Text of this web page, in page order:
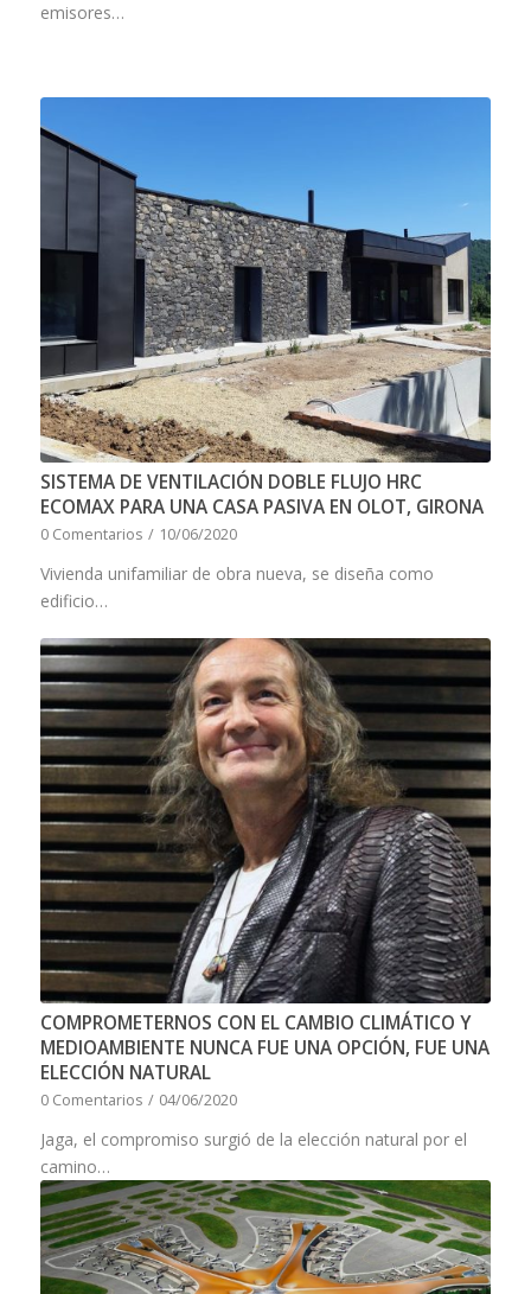
emisores…
SISTEMA DE VENTILACIÓN DOBLE FLUJO HRC
ECOMAX PARA UNA CASA PASIVA EN OLOT, GIRONA
0 Comentarios / 10/06/2020
Vivienda unifamiliar de obra nueva, se diseña como
edificio…
COMPROMETERNOS CON EL CAMBIO CLIMÁTICO Y
MEDIOAMBIENTE NUNCA FUE UNA OPCIÓN, FUE UNA
ELECCIÓN NATURAL
0 Comentarios / 04/06/2020
Jaga, el compromiso surgió de la elección natural por el
camino…